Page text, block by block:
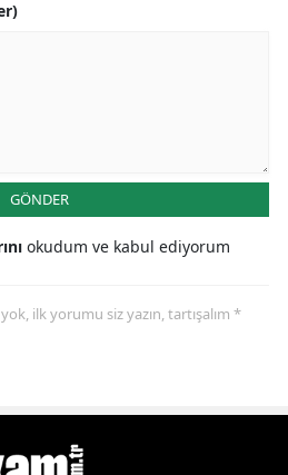
GÖNDER
okudum ve kabul ediyorum
ilk yorumu siz yazın, tartışalım *